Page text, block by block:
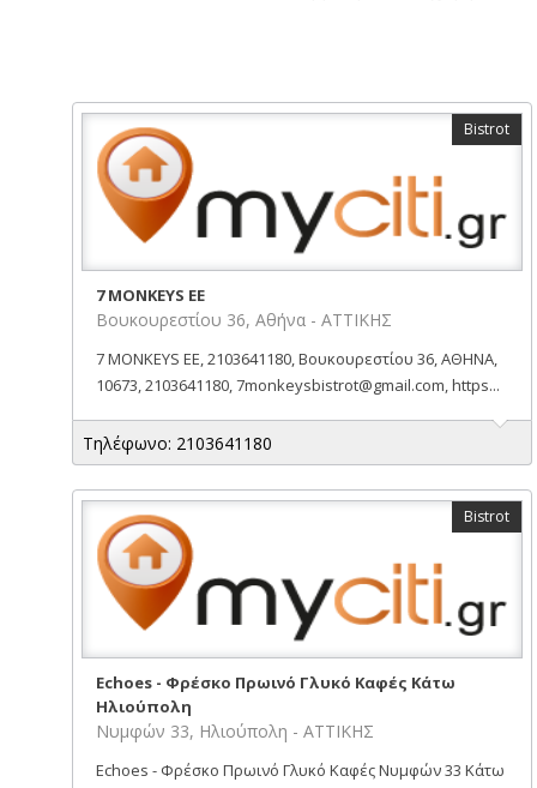
Bistrot
7 MONKEYS EE
Βουκουρεστίου 36, Αθήνα - ΑΤΤΙΚΗΣ
7 MONKEYS EE, 2103641180, Βουκουρεστίου 36, ΑΘΗΝΑ,
10673, 2103641180, 7monkeysbistrot@gmail.com, https...
Τηλέφωνο: 2103641180
Bistrot
Echoes - Φρέσκο Πρωινό Γλυκό Καφές Κάτω
Ηλιούπολη
Νυμφών 33, Ηλιούπολη - ΑΤΤΙΚΗΣ
Echoes - Φρέσκο Πρωινό Γλυκό Καφές Νυμφών 33 Κάτω